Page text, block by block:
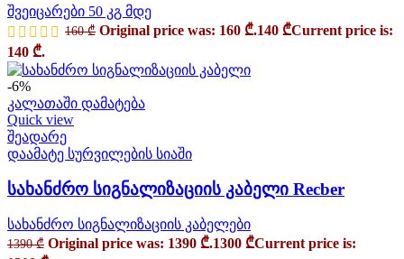
შვეიცარები 50 კგ მდე
160₾ Original price was: 160 ₾.140 ₾Current price is:
140 ₾.
-6%
კალათაში დამატება
Quick view
შეადარე
დაამატე სურვილების სიაში
სახანძრო სიგნალიზაციის კაბელი Recber
სახანძრო სიგნალიზაციის კაბელები
1390₾ Original price was: 1390 ₾.1300 ₾Current price is: